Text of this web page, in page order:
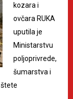
kozara i
ovčara RUKA
uputila je
Ministarstvu
poljoprivrede,
šumarstva i